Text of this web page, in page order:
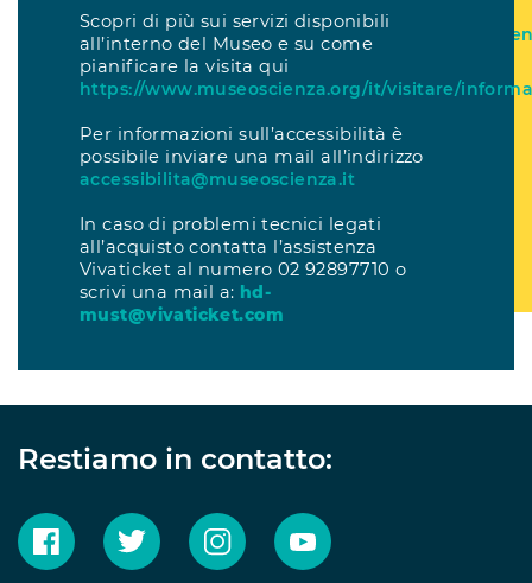
Per informazioni sull’accessibilità è possibile
una mail all’indirizzo
In caso di problemi tecnici legati all’acquisto
l’assistenza Vivaticket al numero 02 92897710
una mail a:
hd-must@vivaticket.com
Scopri di più sui servizi disponibili
all’interno del Museo e su come
pianificare la visita qui
https://www.museoscienza.org/it/visitare/
Per informazioni sull’accessibilità è
possibile inviare una mail all’indirizzo
accessibilita@museoscienza.it
In caso di problemi tecnici legati
all’acquisto contatta l’assistenza
Vivaticket al numero 02 92897710 o
scrivi una mail a: hd-
must@vivaticket.com
Restiamo in contatto: